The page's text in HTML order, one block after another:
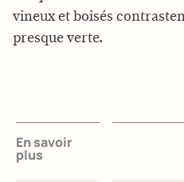
vineux et boisés
presque verte.
En savoir
plus